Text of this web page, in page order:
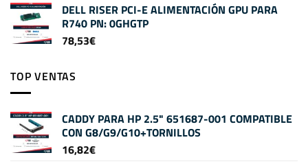
DELL RISER PCI-E ALIMENTACIÓN GPU PARA
R740 PN: 0GHGTP
78,53€
TOP VENTAS
CADDY PARA HP 2.5" 651687-001 COMPATIBLE
CON G8/G9/G10+TORNILLOS
16,82€